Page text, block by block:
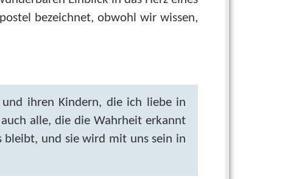
bezeichnet, obwohl wir wissen,
ihren Kindern, die ich liebe in
alle, die die Wahrheit erkannt
und sie wird mit uns sein in